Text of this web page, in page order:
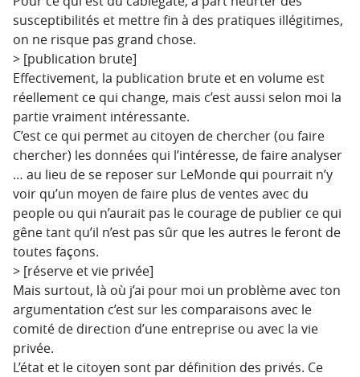
susceptibilités et mettre fin à des pratiques illégitimes,
on ne risque pas grand chose.
> [publication brute]
Effectivement, la publication brute et en volume est
réellement ce qui change, mais c’est aussi selon moi la
partie vraiment intéressante.
C’est ce qui permet au citoyen de chercher (ou faire
chercher) les données qui l’intéresse, de faire analyser
… au lieu de se reposer sur LeMonde qui pourrait n’y
voir qu’un moyen de faire plus de ventes avec du
people ou qui n’aurait pas le courage de publier ce qui
gêne tant qu’il n’est pas sûr que les autres le feront de
toutes façons.
> [réserve et vie privée]
Mais surtout, là où j’ai pour moi un problème avec ton
argumentation c’est sur les comparaisons avec le
comité de direction d’une entreprise ou avec la vie
privée.
L’état et le citoyen sont par définition des privés. Ce